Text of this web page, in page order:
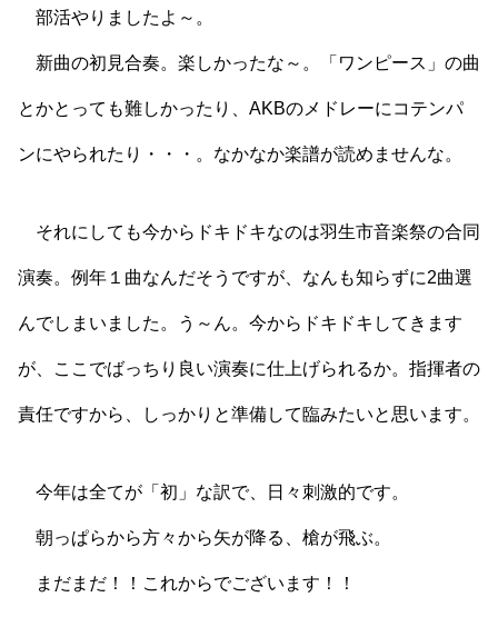
部活やりましたよ～。
新曲の初見合奏。楽しかったな～。「ワンピース」の曲
とかとっても難しかったり、AKBのメドレーにコテンパ
ンにやられたり・・・。なかなか楽譜が読めませんな。
それにしても今からドキドキなのは羽生市音楽祭の合同
演奏。例年１曲なんだそうですが、なんも知らずに2曲選
んでしまいました。う～ん。今からドキドキしてきます
が、ここでばっちり良い演奏に仕上げられるか。指揮者の
責任ですから、しっかりと準備して臨みたいと思います。
今年は全てが「初」な訳で、日々刺激的です。
朝っぱらから方々から矢が降る、槍が飛ぶ。
まだまだ！！これからでございます！！